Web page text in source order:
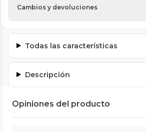
Cambios y devoluciones
Todas las características
Descripción
Opiniones del producto